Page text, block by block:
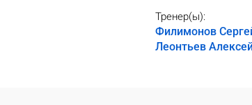
Тренер(ы):
Филимонов
Леонтьев